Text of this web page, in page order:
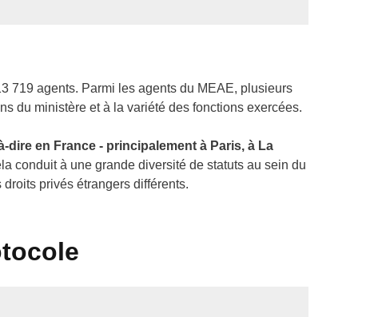
719 agents. Parmi les agents du MEAE, plusieurs
du ministère et à la variété des fonctions exercées.
dire en France - principalement à Paris, à La
conduit à une grande diversité de statuts au sein du
privés étrangers différents.